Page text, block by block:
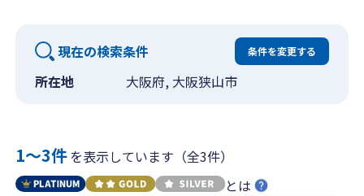
現在の検索条件 条件を変更する
所在地 大阪府, 大阪狭山市
1〜3件を表示しています（全3件）
とは